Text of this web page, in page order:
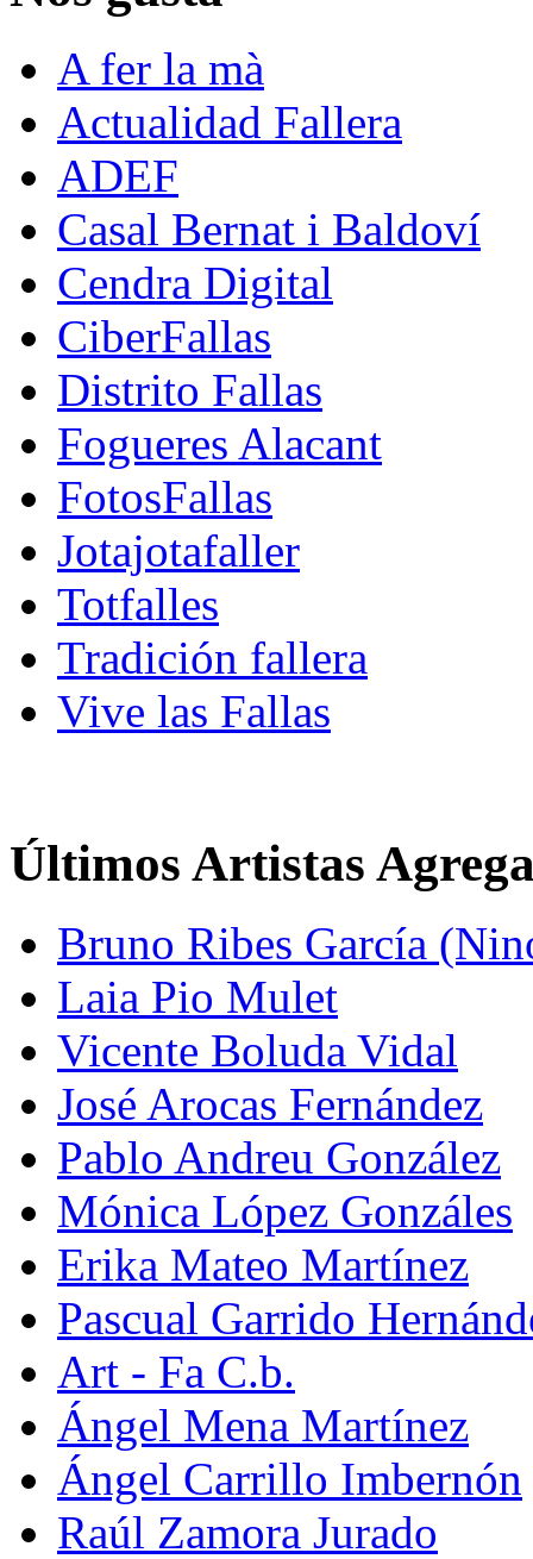
A fer la mà
Actualidad Fallera
ADEF
Casal Bernat i Baldoví
Cendra Digital
CiberFallas
Distrito Fallas
Fogueres Alacant
FotosFallas
Jotajotafaller
Totfalles
Tradición fallera
Vive las Fallas
Últimos Artistas
Bruno Ribes García
Laia Pio Mulet
Vicente Boluda Vidal
José Arocas Fernández
Pablo Andreu González
Mónica López Gonzáles
Erika Mateo Martínez
Pascual Garrido
Art - Fa C.b.
Ángel Mena Martínez
Ángel Carrillo Imbernón
Raúl Zamora Jurado